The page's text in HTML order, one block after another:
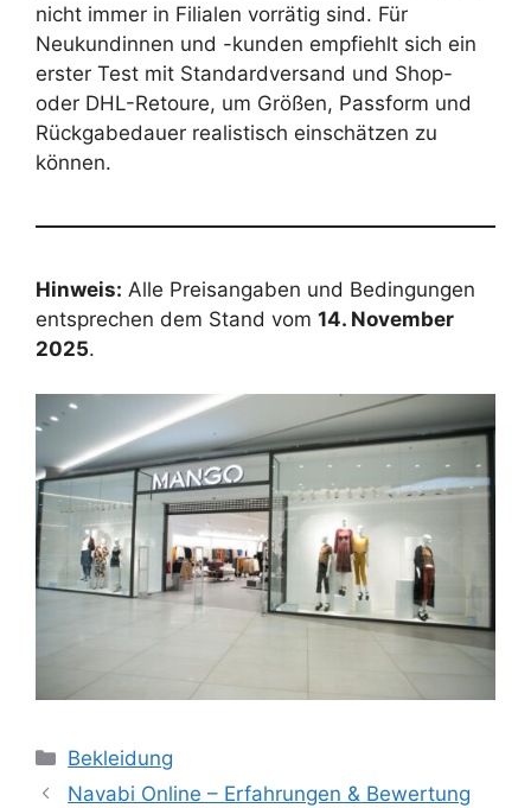
nicht immer in Filialen vorrätig sind. Für
Neukundinnen und -kunden empfiehlt sich ein
erster Test mit Standardversand und Shop-
oder DHL-Retoure, um Größen, Passform und
Rückgabedauer realistisch einschätzen zu
können.
Hinweis: Alle Preisangaben und Bedingungen
entsprechen dem Stand vom 14. November
2025.
Categories
Bekleidung
Navabi Online – Erfahrungen & Bewertung